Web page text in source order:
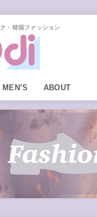
・韓国ファッション
MEN’S ABOUT